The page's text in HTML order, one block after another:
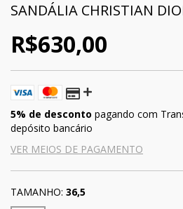
SANDÁLIA CHRISTIAN
R$630,00
5% de desconto pagando com
depósito bancário
VER MEIOS DE PAGAMENTO
TAMANHO: 36,5